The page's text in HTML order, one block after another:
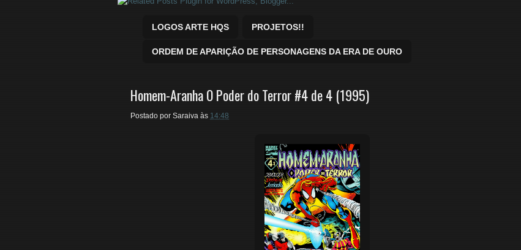
LOGOS ARTE HQS PROJETOS!!
ORDEM DE APARIÇÃO DE PERSONAGENS DA ERA DE OURO
Homem-Aranha O Poder do Terror #4 de 4 (1995)
Postado por Saraiva às 14:48